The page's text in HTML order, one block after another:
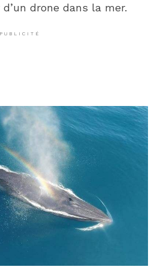
drone dans la mer.
PUBLICITÉ